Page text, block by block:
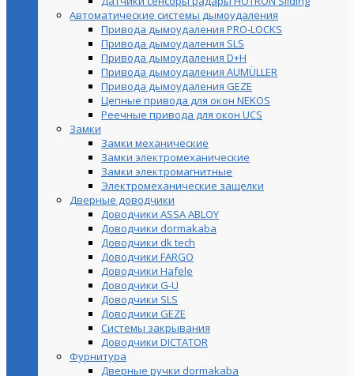
Автоматические системы дымоудаления
Привода дымоудаления PRO-LOCKS
Привода дымоудаления SLS
Привода дымоудаления D+H
Привода дымоудаления AUMÜLLER
Привода дымоудаления GEZE
Цепные привода для окон NEKOS
Реечные привода для окон UСS
Замки
Замки механические
Замки электромеханические
Замки электромагнитные
Электромеханические защелки
Дверные доводчики
Доводчики ASSA ABLOY
Доводчики dormakaba
Доводчики dk tech
Доводчики FARGO
Доводчики Hafele
Доводчики G-U
Доводчики SLS
Доводчики GEZE
Cистемы закрывания
Доводчики DICTATOR
Фурнитура
Дверные ручки dormakaba